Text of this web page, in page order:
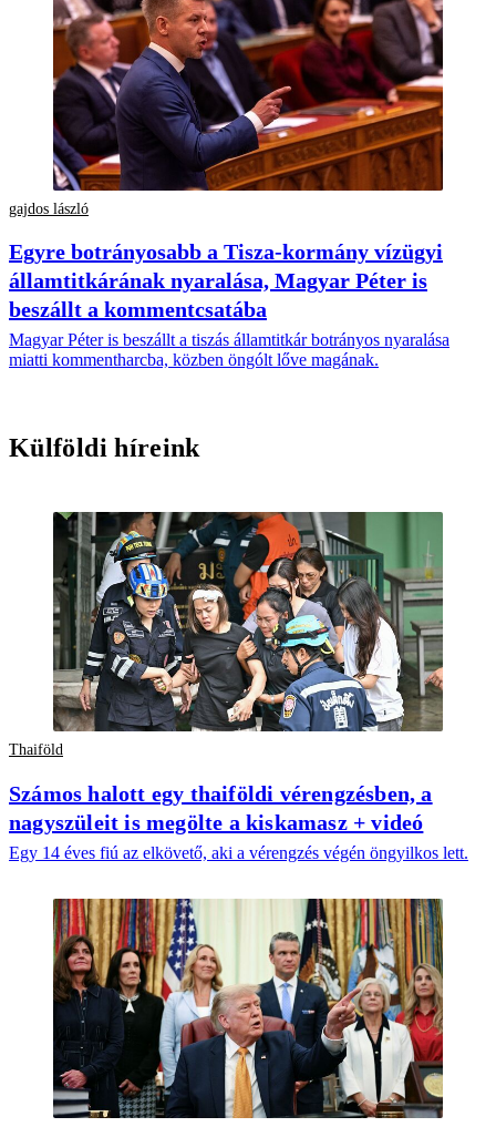
gajdos lászló
Egyre botrányosabb a Tisza-kormány vízügyi
államtitkárának nyaralása, Magyar Péter is
beszállt a kommentcsatába
Magyar Péter is beszállt a tiszás államtitkár botrányos nyaralása
miatti kommentharcba, közben öngólt lőve magának.
Külföldi híreink
Thaiföld
Számos halott egy thaiföldi vérengzésben, a
nagyszüleit is megölte a kiskamasz + videó
Egy 14 éves fiú az elkövető, aki a vérengzés végén öngyilkos lett.